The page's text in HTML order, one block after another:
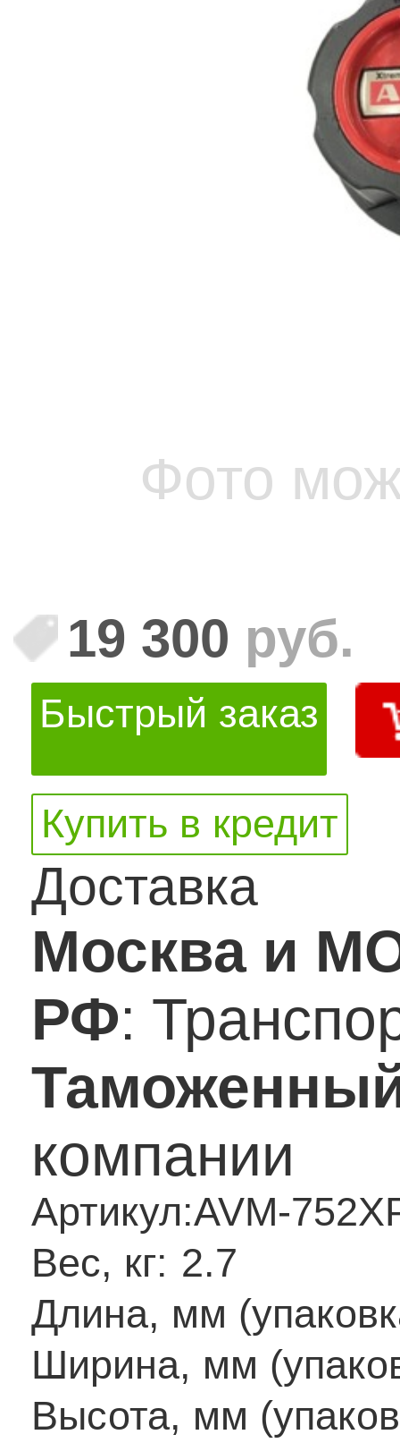
Фото
19 300 руб.
Быстрый заказ
Купить в кредит
Доставка
Москва и
РФ:
компании
Артикул:AVM-
Вес, кг: 2.7
Длина, мм
Ширина, мм
Высота, мм